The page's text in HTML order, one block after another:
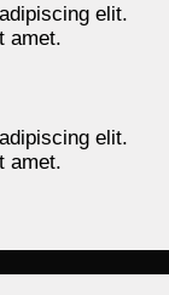
elit.
amet.
elit.
amet.